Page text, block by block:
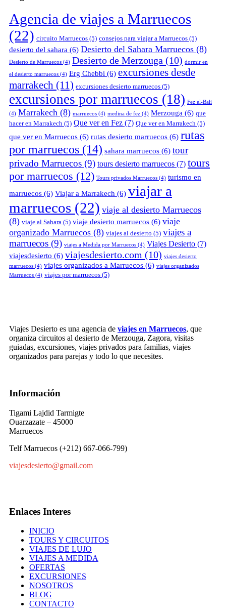
Agencia de viajes a Marruecos
(22) circuito Marruecos (5) consejos para viajar a Marruecos (5)
desierto del sahara (6) Desierto del Sahara Marruecos (8)
Desierto de Marruecos (4) Desierto de Merzouga (10) dormir en
el desierto marruecos (4) Erg Chebbi (6) excursiones desde
marrakech (11) excursiones desierto marruecos (5)
excursiones por marruecos (18) Fez el-Bali
(4) Marrakech (8) marruecos (4) medina de fez (4) Merzouga (6) que
hacer en Marrakech (5) Que ver en Fez (7) Que ver en Marrakech (5)
que ver en Marruecos (6) rutas desierto marruecos (6) rutas
por marruecos (14) sahara marruecos (6) tour
privado Marruecos (9) tours desierto marruecos (7) tours
por marruecos (12) Tours privados Marruecos (4) turismo en
marruecos (6) Viajar a Marrakech (6) viajar a
marruecos (22) viaje al desierto Marruecos
(8) viaje al Sahara (5) viaje desierto marruecos (6) viaje
organizado Marruecos (8) viajes al desierto (5) viajes a
marruecos (9) viajes a Medida por Marruecos (4) Viajes Desierto (7)
viajesdesierto (6) viajesdesierto.com (10) viajes desierto
marruecos (4) viajes organizados a Marruecos (6) viajes organizados
Marruecos (4) viajes por marruecos (5)
Viajes Desierto es una agencia de viajes en Marruecos, que
organiza circuitos al desierto de Merzouga, Zagora, visitas
guiadas, excursiones, viajes privados para familias, viajes
organizados para parejas y todo lo que necesites.
Información
Tigami Lajdid Tarmigte
Ouarzazate – 45000
Marruecos
Telf Marruecos (+212) 667-066-799)
viajesdesierto@gmail.com
Enlaces Interes
INICIO
TOURS Y CIRCUITOS
VIAJES DE LUJO
VIAJES A MEDIDA
OFERTAS
EXCURSIONES
NOSOTROS
BLOG
CONTACTO